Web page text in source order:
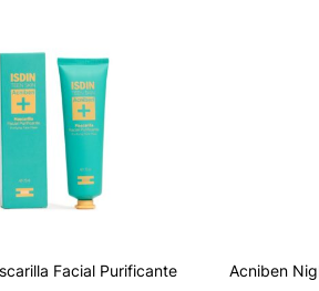
Facial Purificante
Acniben